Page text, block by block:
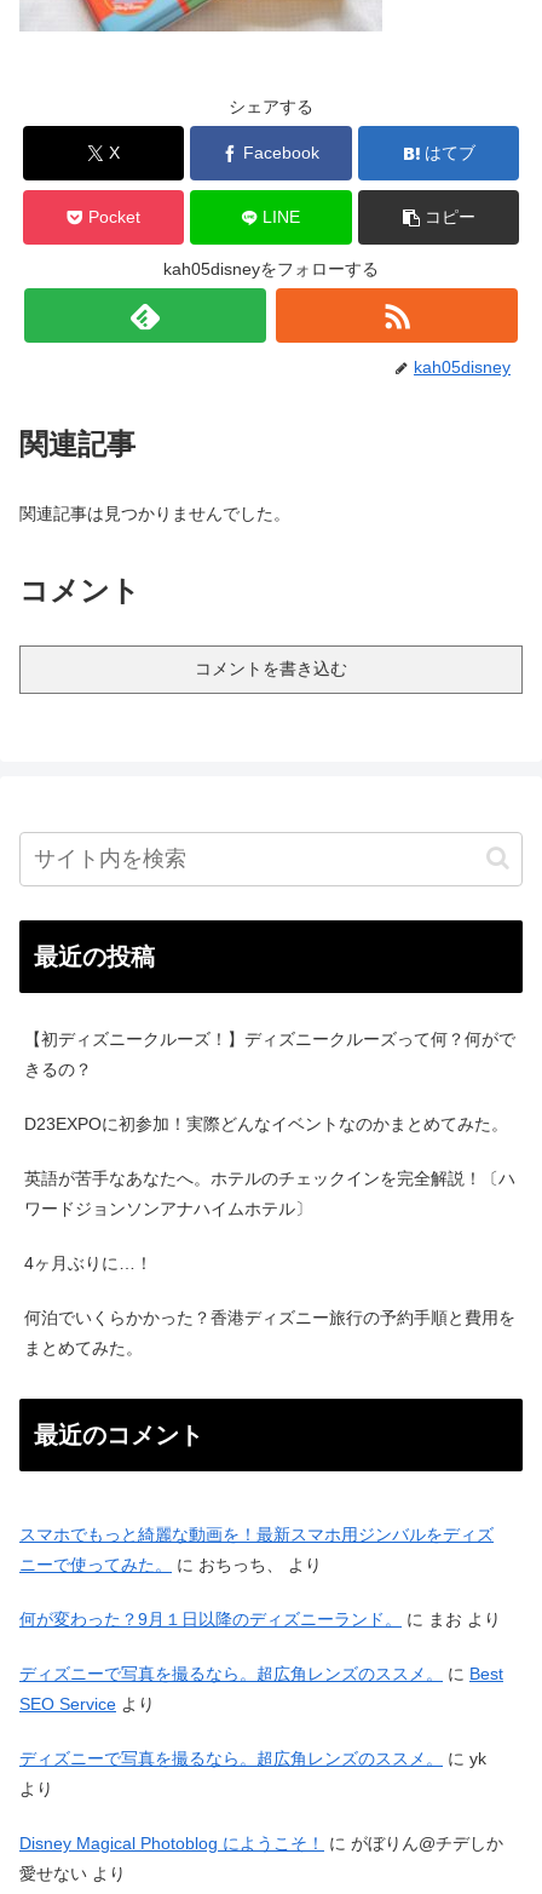
シェアする
X Facebook はてブ
Pocket LINE コピー
kah05disneyをフォローする
kah05disney
関連記事
関連記事は見つかりませんでした。
コメント
コメントを書き込む
最近の投稿
【初ディズニークルーズ！】ディズニークルーズって何？何がで
きるの？
D23EXPOに初参加！実際どんなイベントなのかまとめてみた。
英語が苦手なあなたへ。ホテルのチェックインを完全解説！〔ハ
ワードジョンソンアナハイムホテル〕
4ヶ月ぶりに…！
何泊でいくらかかった？香港ディズニー旅行の予約手順と費用を
まとめてみた。
最近のコメント
スマホでもっと綺麗な動画を！最新スマホ用ジンバルをディズ
ニーで使ってみた。
に おちっち、 より
何が変わった？9月１日以降のディズニーランド。 に まお より
ディズニーで写真を撮るなら。超広角レンズのススメ。 に Best
SEO Service より
ディズニーで写真を撮るなら。超広角レンズのススメ。 に yk
より
Disney Magical Photoblog にようこそ！ に がぼりん@チデしか
愛せない より